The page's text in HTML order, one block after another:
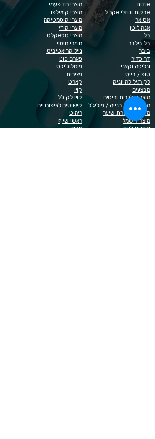
מוצרי חד פעמי
מוצרי קומילפו
מוצרי קוסמטיקה
מוצרי קודי
מוצרי סטאקלס
חומרי חיטוי
נייל קריאטיביטי
פארם פוט
פוטלוג'יקס
פצירות
קארט
קויו
קויו לק ג'ל
קישוטים לציפורניים
ריהוט
ראשי שיוף
תפוח
אודות
אבקות ונוזלי אקריל
אס אר
אנה לוטן
בל
בל בילדר
בובה
דר כדיר
ונליסה וקאני
טופ / בייס
לק רגיל לה יוניק
מבצעים
מוצרים לגבות וריסים
מוצרים לג'ל בנייה / פוליג'ל
מוצרים להסרת שיער
מוצרי חשמל
מוצרים לייזר